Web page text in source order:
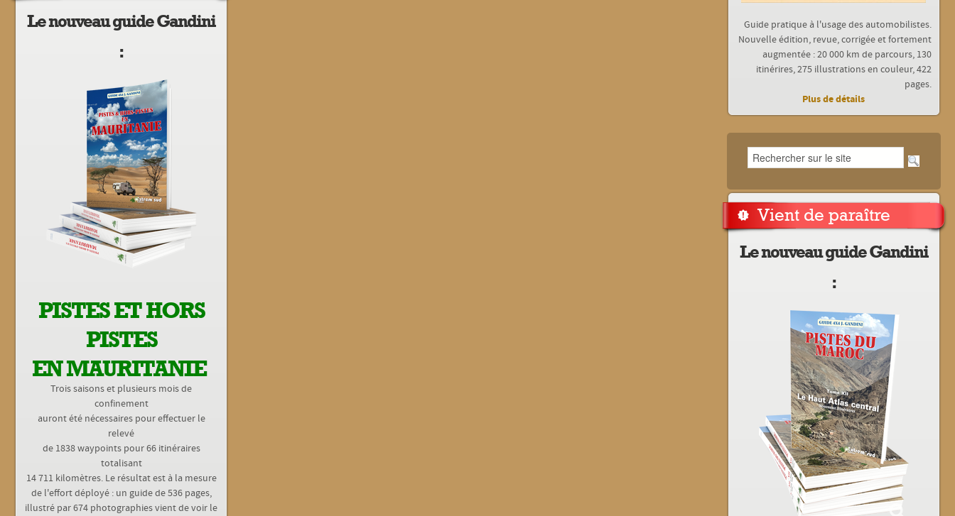
Le nouveau guide Gandini
:
PISTES ET HORS
PISTES
EN MAURITANIE
Trois saisons et plusieurs mois de
confinement
auront été nécessaires pour effectuer le
relevé
de 1838 waypoints pour 66 itinéraires
totalisant
14 711 kilomètres. Le résultat est à la mesure
de l'effort déployé : un guide de 536 pages,
illustré par 674 photographies vient de voir le
Guide pratique à l'usage des automobilistes.
Nouvelle édition, revue, corrigée et fortement
augmentée : 20 000 km de parcours, 130
itinérires, 275 illustrations en couleur, 422
pages.
Plus de détails
Vient de paraître
Le nouveau guide Gandini
: